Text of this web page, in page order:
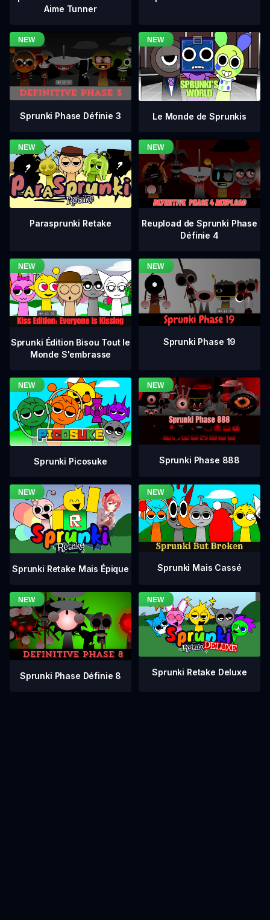
Aime Tunner
Sprunki Phase Définie 3 Le Monde de Sprunkis
Parasprunki Retake
Reupload de Sprunki Phase
Définie 4
Sprunki Édition Bisou Tout le
Monde S'embrasse
Sprunki Phase 19
Sprunki Picosuke Sprunki Phase 888
Sprunki Retake Mais Épique Sprunki Mais Cassé
Sprunki Phase Définie 8 Sprunki Retake Deluxe